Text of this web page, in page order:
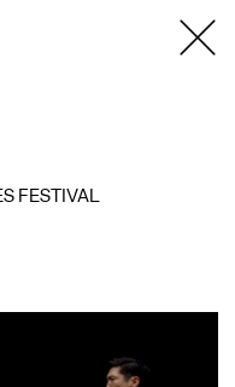
FESTIVAL